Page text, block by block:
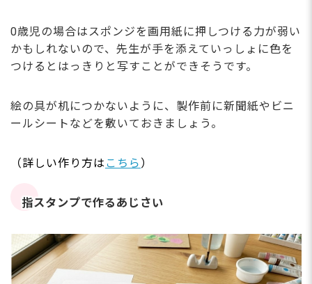
0歳児の場合はスポンジを画用紙に押しつける力が弱い
かもしれないので、先生が手を添えていっしょに色を
つけるとはっきりと写すことができそうです。
絵の具が机につかないように、製作前に新聞紙やビニ
ールシートなどを敷いておきましょう。
（詳しい作り方は こちら ）
指スタンプで作るあじさい